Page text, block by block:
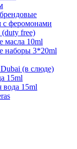
феромонами
free)
10ml
наборы 3*20ml
(в слюде)
15ml
вода 15ml